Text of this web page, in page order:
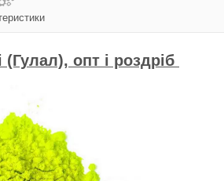
(Гулал), опт і роздріб